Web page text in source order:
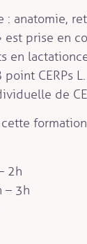
: anatomie,
est prise en
lactation
CERPs
de
2h
– 3h